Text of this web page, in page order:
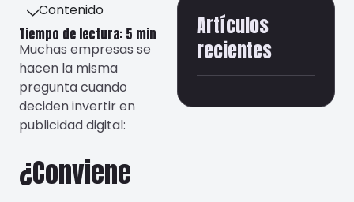
Contenido
Tiempo de lectura: 5 min
Muchas empresas se
hacen la misma
pregunta cuando
deciden invertir en
publicidad digital:
¿Conviene
Artículos
recientes